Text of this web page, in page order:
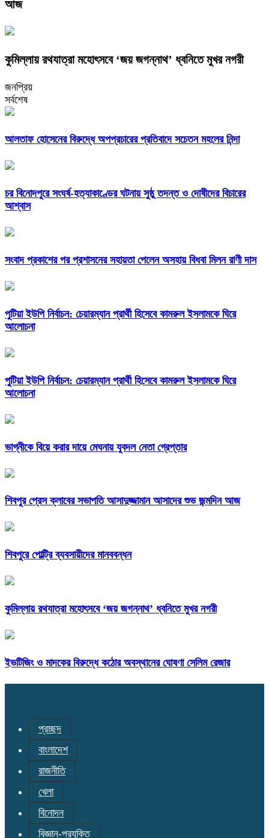
আজ
কুমিল্লায় রথযাত্রা মহোৎসবে ‘জয় জগন্নাথ’ ধ্বনিতে মুখর নগরী
জনপ্রিয়
সর্বশেষ
আলতাফ হোসেনের বিরুদ্ধে অপপ্রচারের প্রতিবাদে সচেতন মহলের নিন্দা
চর বিনোদপুরে সংঘর্ষ-হত্যাকাণ্ডের ঘটনায় সুষ্ঠু তদন্ত ও দোষীদের বিচারের
আশ্বাস
সংবাদ প্রকাশের পর প্রশাসনের সহায়তা পেলেন অসহায় বিধবা মিলন রাণী দাস
পুটিয়া ইউপি নির্বাচন: চেয়ারম্যান প্রার্থী হিসেবে কামরুল ইসলামকে ঘিরে
আলোচনা
পুটিয়া ইউপি নির্বাচন: চেয়ারম্যান প্রার্থী হিসেবে কামরুল ইসলামকে ঘিরে
আলোচনা
ভাগ্নীকে বিয়ে করার দায়ে মেঘনায় যুবদল নেতা গ্রেপ্তার
শিবপুর প্রেস ক্লাবের সভাপতি আসাদুজ্জামান আসাদের শুভ জন্মদিন আজ
শিবপুরে পোল্ট্রি ব্যবসায়ীদের মানববন্ধন
কুমিল্লায় রথযাত্রা মহোৎসবে ‘জয় জগন্নাথ’ ধ্বনিতে মুখর নগরী
ইভটিজিং ও মাদকের বিরুদ্ধে কঠোর অবস্থানের ঘোষণা সেলিম রেজার
প্রচ্ছদ
বাংলাদেশ
রাজনীতি
খেলা
বিনোদন
বিজ্ঞান-প্রযুক্তি